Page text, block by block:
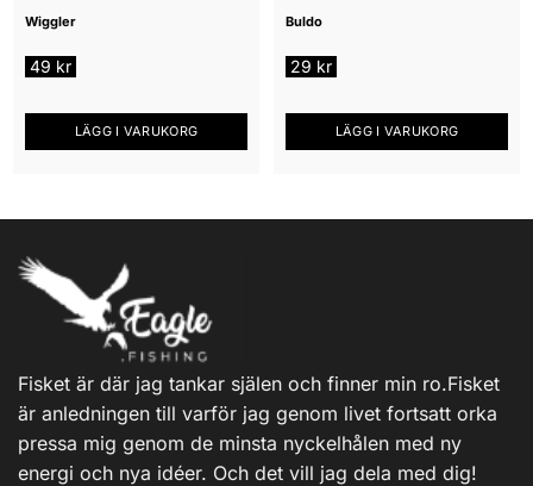
Wiggler
49 kr
LÄGG I VARUKORG
Buldo
29 kr
LÄGG I VARUKORG
Fisket är där jag tankar själen och finner min ro.Fisket
är anledningen till varför jag genom livet fortsatt orka
pressa mig genom de minsta nyckelhålen med ny
energi och nya idéer. Och det vill jag dela med dig!